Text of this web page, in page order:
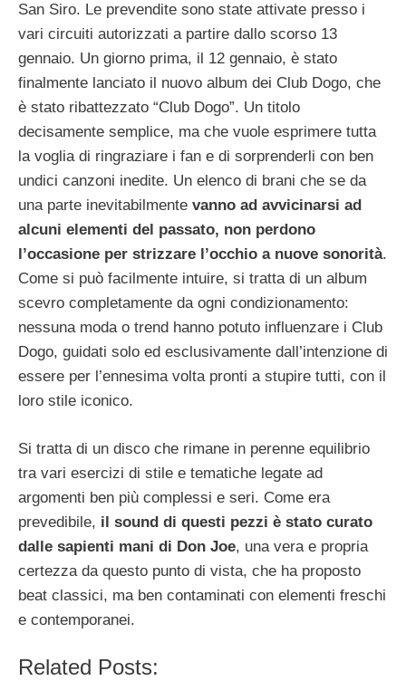
San Siro. Le prevendite sono state attivate presso i
vari circuiti autorizzati a partire dallo scorso 13
gennaio. Un giorno prima, il 12 gennaio, è stato
finalmente lanciato il nuovo album dei Club Dogo, che
è stato ribattezzato “Club Dogo”. Un titolo
decisamente semplice, ma che vuole esprimere tutta
la voglia di ringraziare i fan e di sorprenderli con ben
undici canzoni inedite. Un elenco di brani che se da
una parte inevitabilmente vanno ad avvicinarsi ad
alcuni elementi del passato, non perdono
l’occasione per strizzare l’occhio a nuove sonorità.
Come si può facilmente intuire, si tratta di un album
scevro completamente da ogni condizionamento:
nessuna moda o trend hanno potuto influenzare i Club
Dogo, guidati solo ed esclusivamente dall’intenzione di
essere per l’ennesima volta pronti a stupire tutti, con il
loro stile iconico.
Si tratta di un disco che rimane in perenne equilibrio
tra vari esercizi di stile e tematiche legate ad
argomenti ben più complessi e seri. Come era
prevedibile, il sound di questi pezzi è stato curato
dalle sapienti mani di Don Joe, una vera e propria
certezza da questo punto di vista, che ha proposto
beat classici, ma ben contaminati con elementi freschi
e contemporanei.
Related Posts: